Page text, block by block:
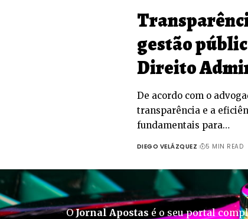
gestão
Direito
De acordo com o
transparência e a
fundamentais para…
DIEGO VELÁZQUEZ 5 MIN READ
OJornal Apostas é o seu portal